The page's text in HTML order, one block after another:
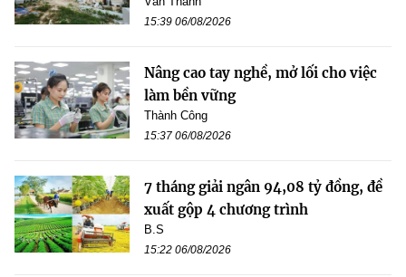
15:39 06/08/2026
Nâng cao tay nghề, mở lối cho việc
làm bền vững
Thành Công
15:37 06/08/2026
7 tháng giải ngân 94,08 tỷ đồng, đề
xuất gộp 4 chương trình
B.S
15:22 06/08/2026